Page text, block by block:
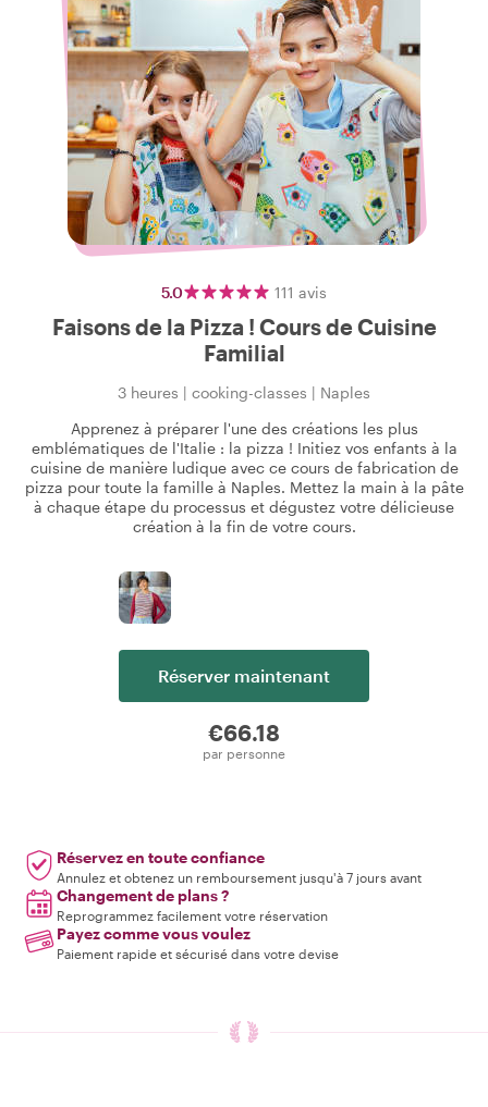
5.0 111 avis
Faisons de la Pizza ! Cours de Cuisine
Familial
3 heures | cooking-classes | Naples
Apprenez à préparer l'une des créations les plus
emblématiques de l'Italie : la pizza ! Initiez vos enfants à la
cuisine de manière ludique avec ce cours de fabrication de
pizza pour toute la famille à Naples. Mettez la main à la pâte
à chaque étape du processus et dégustez votre délicieuse
création à la fin de votre cours.
Réserver maintenant
€66.18
par personne
Réservez en toute confiance
Annulez et obtenez un remboursement jusqu'à 7 jours avant
Changement de plans ?
Reprogrammez facilement votre réservation
Payez comme vous voulez
Paiement rapide et sécurisé dans votre devise